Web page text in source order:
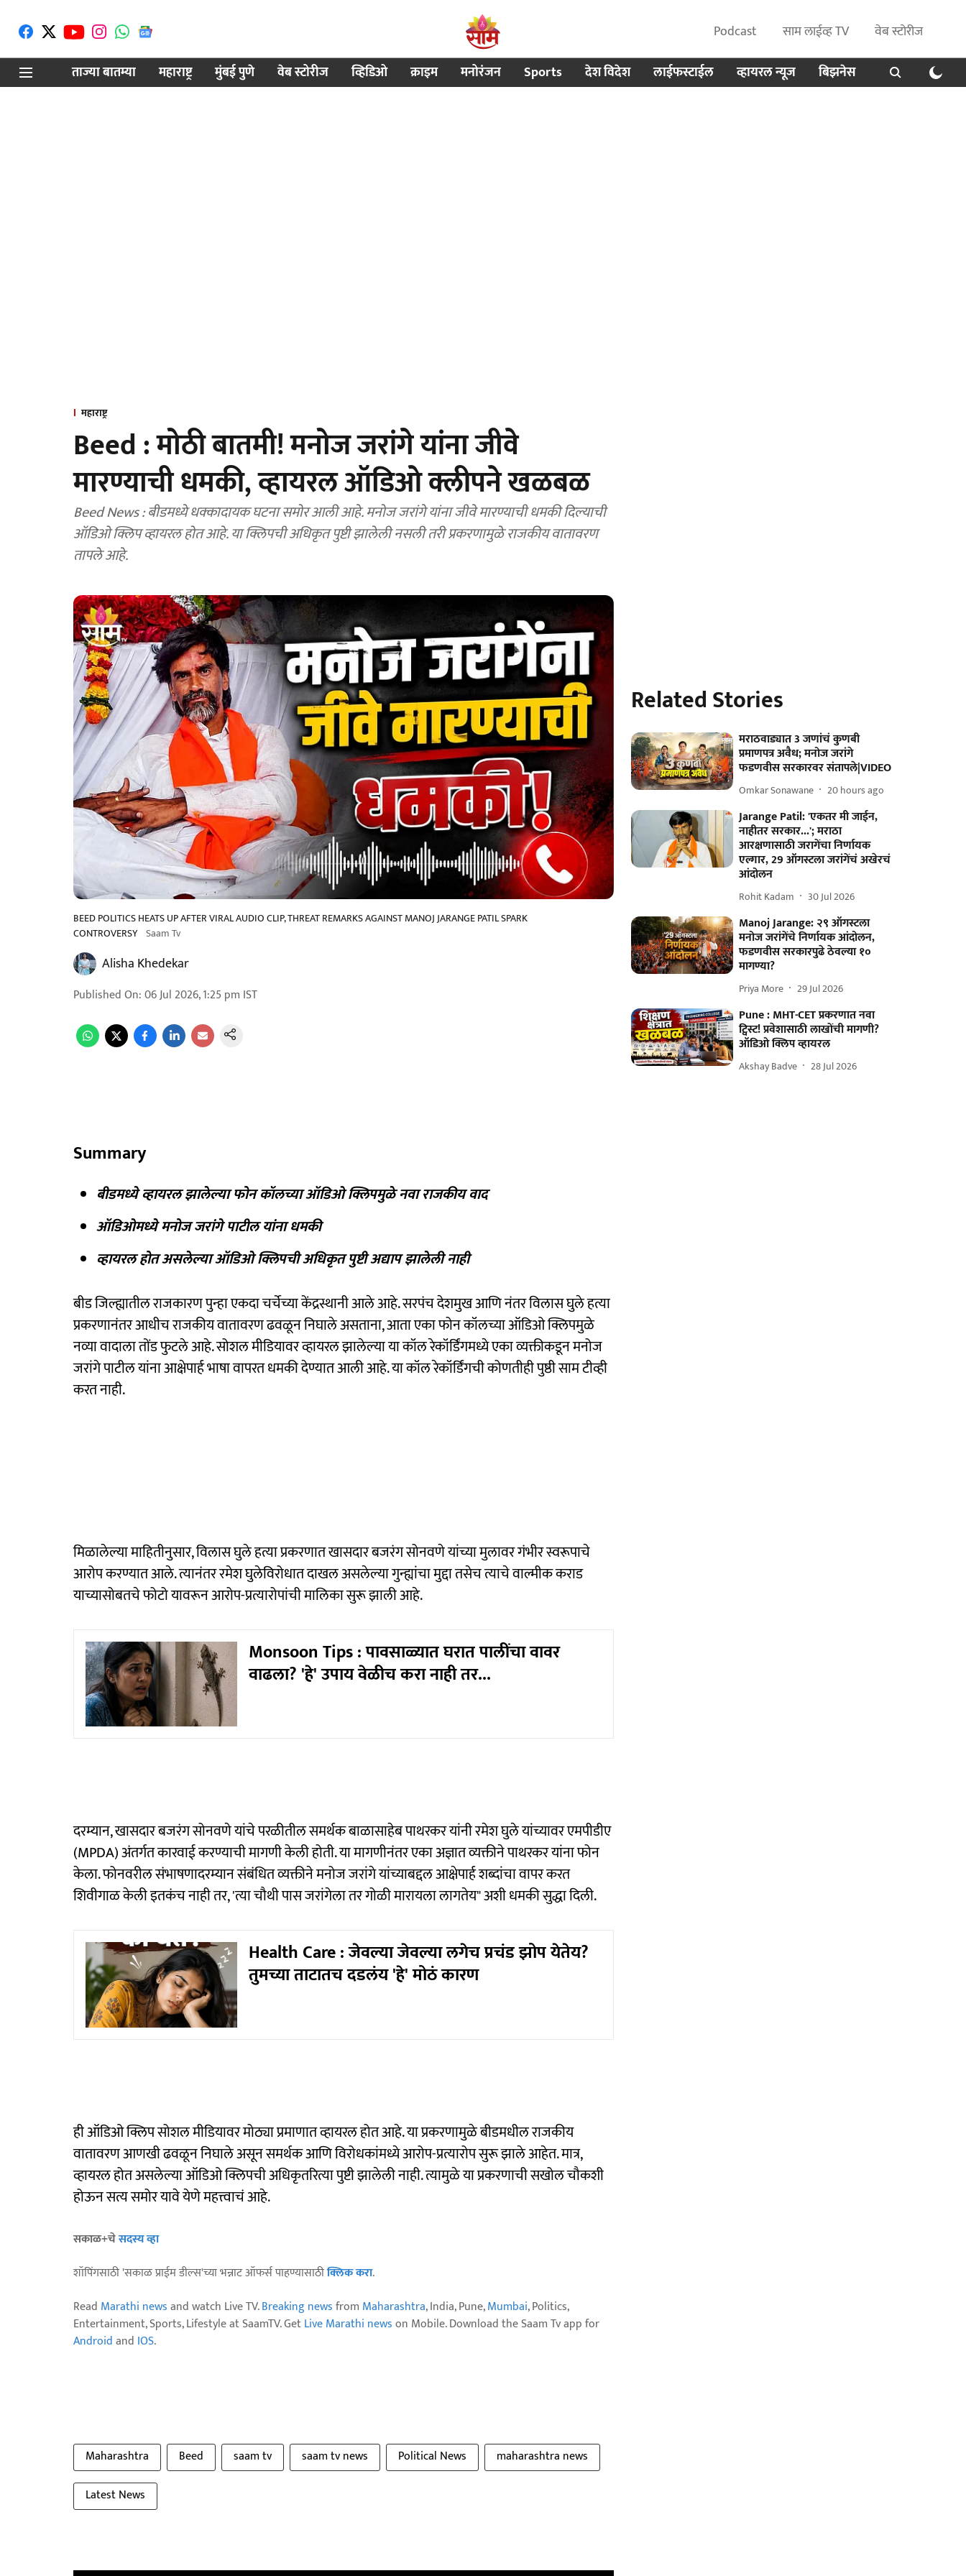
Podcast साम लाईव्ह TV
वेब स्टोरीज
ताज्या बातम्या
महाराष्ट्र मुंबई पुणे वेब स्टोरीज व्हिडिओ क्राइम मनोरंजन Sports देश विदेश लाईफस्टाईल व्हायरल न्यूज बिझनेस
महाराष्ट्र
Beed : मोठी बातमी! मनोज जरांगे यांना जीवे
मारण्याची धमकी, व्हायरल ऑडिओ क्लीपने खळबळ
Beed News : बीडमध्ये धक्कादायक घटना समोर आली आहे. मनोज जरांगे यांना जीवे मारण्याची धमकी दिल्याची
ऑडिओ क्लिप व्हायरल होत आहे. या क्लिपची अधिकृत पुष्टी झालेली नसली तरी प्रकरणामुळे राजकीय वातावरण
तापले आहे.
BEED POLITICS HEATS UP AFTER VIRAL AUDIO CLIP, THREAT REMARKS AGAINST MANOJ JARANGE PATIL SPARK
CONTROVERSY Saam Tv
Alisha Khedekar
Published On:06 Jul 2026, 1:25 pm IST
Summary
बीडमध्ये व्हायरल झालेल्या फोन कॉलच्या ऑडिओ क्लिपमुळे नवा राजकीय वाद
ऑडिओमध्ये मनोज जरांगे पाटील यांना धमकी
व्हायरल होत असलेल्या ऑडिओ क्लिपची अधिकृत पुष्टी अद्याप झालेली नाही
बीड जिल्ह्यातील राजकारण पुन्हा एकदा चर्चेच्या केंद्रस्थानी आले आहे. सरपंच देशमुख आणि नंतर विलास घुले हत्या
प्रकरणानंतर आधीच राजकीय वातावरण ढवळून निघाले असताना, आता एका फोन कॉलच्या ऑडिओ क्लिपमुळे
नव्या वादाला तोंड फुटले आहे. सोशल मीडियावर व्हायरल झालेल्या या कॉल रेकॉर्डिंगमध्ये एका व्यक्तीकडून मनोज
जरांगे पाटील यांना आक्षेपार्ह भाषा वापरत धमकी देण्यात आली आहे. या कॉल रेकॉर्डिंगची कोणतीही पुष्ठी साम टीव्ही
करत नाही.
मिळालेल्या माहितीनुसार, विलास घुले हत्या प्रकरणात खासदार बजरंग सोनवणे यांच्या मुलावर गंभीर स्वरूपाचे
आरोप करण्यात आले. त्यानंतर रमेश घुलेविरोधात दाखल असलेल्या गुन्ह्यांचा मुद्दा तसेच त्याचे वाल्मीक कराड
याच्यासोबतचे फोटो यावरून आरोप-प्रत्यारोपांची मालिका सुरू झाली आहे.
Monsoon Tips : पावसाळ्यात घरात पालींचा वावर
वाढला? 'हे' उपाय वेळीच करा नाही तर...
दरम्यान, खासदार बजरंग सोनवणे यांचे परळीतील समर्थक बाळासाहेब पाथरकर यांनी रमेश घुले यांच्यावर एमपीडीए
(MPDA) अंतर्गत कारवाई करण्याची मागणी केली होती. या मागणीनंतर एका अज्ञात व्यक्तीने पाथरकर यांना फोन
केला. फोनवरील संभाषणादरम्यान संबंधित व्यक्तीने मनोज जरांगे यांच्याबद्दल आक्षेपार्ह शब्दांचा वापर करत
शिवीगाळ केली इतकंच नाही तर, 'त्या चौथी पास जरांगेला तर गोळी मारायला लागतेय" अशी धमकी सुद्धा दिली.
Health Care : जेवल्या जेवल्या लगेच प्रचंड झोप येतेय?
तुमच्या ताटातच दडलंय 'हे' मोठं कारण
ही ऑडिओ क्लिप सोशल मीडियावर मोठ्या प्रमाणात व्हायरल होत आहे. या प्रकरणामुळे बीडमधील राजकीय
वातावरण आणखी ढवळून निघाले असून समर्थक आणि विरोधकांमध्ये आरोप-प्रत्यारोप सुरू झाले आहेत. मात्र,
व्हायरल होत असलेल्या ऑडिओ क्लिपची अधिकृतरित्या पुष्टी झालेली नाही. त्यामुळे या प्रकरणाची सखोल चौकशी
होऊन सत्य समोर यावे येणे महत्त्वाचं आहे.
सकाळ+चेसदस्य व्हा
शॉपिंगसाठी 'सकाळ प्राईम डील्स'च्या भन्नाट ऑफर्स पाहण्यासाठीक्लिक करा.
Read Marathi newsand watch Live TV.Breaking newsfrom Maharashtra, India, Pune,Mumbai, Politics,
Entertainment, Sports, Lifestyle at SaamTV. GetLive Marathi newson Mobile. Download the Saam Tv app for
Androidand IOS.
Maharashtra Beed saam tv saam tv news Political News
maharashtra news
Latest News
Related Stories
मराठवाड्यात 3 जणांचं कुणबी
प्रमाणपत्र अवैध; मनोज जरांगे
फडणवीस सरकारवर संतापले|VIDEO
Omkar Sonawane 20 hours ago
Jarange Patil: 'एकतर मी जाईन,
नाहीतर सरकार...'; मराठा
आरक्षणासाठी जरागेंचा निर्णायक
एल्गार, 29 ऑगस्टला जरांगेंचं अखेरचं
आंदोलन
Rohit Kadam 30 Jul 2026
Manoj Jarange: २९ ऑगस्टला
मनोज जरांगेंचे निर्णायक आंदोलन,
फडणवीस सरकारपुढे ठेवल्या १०
मागण्या?
Priya More 29 Jul 2026
Pune : MHT-CET प्रकरणात नवा
ट्विस्ट! प्रवेशासाठी लाखोंची मागणी?
ऑडिओ क्लिप व्हायरल
Akshay Badve 28 Jul 2026